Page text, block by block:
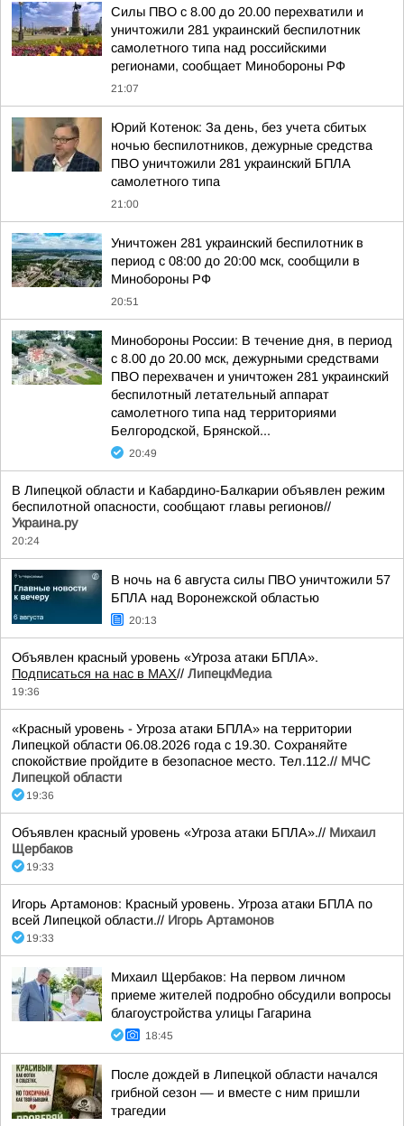
Силы ПВО с 8.00 до 20.00 перехватили и
уничтожили 281 украинский беспилотник
самолетного типа над российскими
регионами, сообщает Минобороны РФ
21:07
Юрий Котенок: За день, без учета сбитых
ночью беспилотников, дежурные средства
ПВО уничтожили 281 украинский БПЛА
самолетного типа
21:00
Уничтожен 281 украинский беспилотник в
период с 08:00 до 20:00 мск, сообщили в
Минобороны РФ
20:51
Минобороны России: В течение дня, в период
с 8.00 до 20.00 мск, дежурными средствами
ПВО перехвачен и уничтожен 281 украинский
беспилотный летательный аппарат
самолетного типа над территориями
Белгородской, Брянской...
20:49
В Липецкой области и Кабардино-Балкарии объявлен режим
беспилотной опасности, сообщают главы регионов//
Украина.ру
20:24
В ночь на 6 августа силы ПВО уничтожили 57
БПЛА над Воронежской областью
20:13
Объявлен красный уровень «Угроза атаки БПЛА».
Подписаться на нас в МАХ// ЛипецкМедиа
19:36
«Красный уровень - Угроза атаки БПЛА» на территории
Липецкой области 06.08.2026 года с 19.30. Сохраняйте
спокойствие пройдите в безопасное место. Тел.112.// МЧС
Липецкой области
19:36
Объявлен красный уровень «Угроза атаки БПЛА».// Михаил
Щербаков
19:33
Игорь Артамонов: Красный уровень. Угроза атаки БПЛА по
всей Липецкой области.// Игорь Артамонов
19:33
Михаил Щербаков: На первом личном
приеме жителей подробно обсудили вопросы
благоустройства улицы Гагарина
18:45
После дождей в Липецкой области начался
грибной сезон — и вместе с ним пришли
трагедии